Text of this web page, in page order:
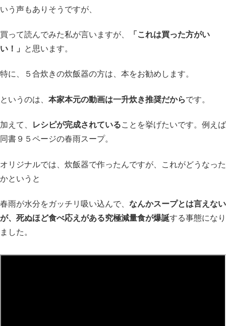
いう声もありそうですが、
買って読んでみた私が言いますが、
「これは買った方がい
い！」
と思います。
特に、５合炊きの炊飯器の方は、本をお勧めします。
というのは、 本家本元の動画は一升炊き推奨だからです。
加えて、 レシピが完成されていることを挙げたいです。例えば
同書９５ページの春雨スープ。
オリジナルでは、炊飯器で作ったんですが、これがどうなった
かというと
春雨が水分をガッチリ吸い込んで、 なんかスープとは言えない
が、死ぬほど食べ応えがある究極減量食が爆誕する事態になり
ました。